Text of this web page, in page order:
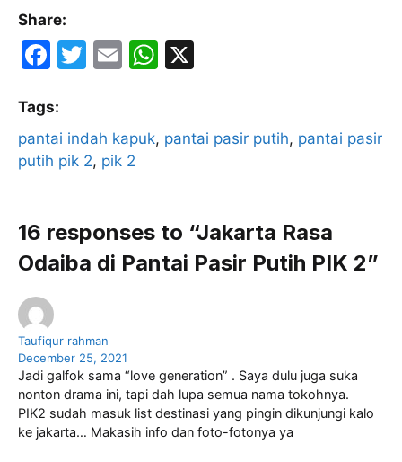
Share:
F
c
e
b
o
k
T
er
E
l
W
s
p
Tags:
pantai indah kapuk, pantai pasir putih, pantai pasir
putih pik 2, pik 2
16 responses to “Jakarta Rasa
Odaiba di Pantai Pasir Putih PIK 2”
Taufiqur rahman
December 25, 2021
Jadi galfok sama “love generation” . Saya dulu juga suka
nonton drama ini, tapi dah lupa semua nama tokohnya.
PIK2 sudah masuk list destinasi yang pingin dikunjungi kalo
ke jakarta… Makasih info dan foto-fotonya ya